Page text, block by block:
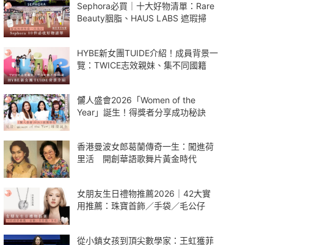
Sephora必買｜十大好物清單：Rare
Beauty胭脂、HAUS LABS 遮瑕掃
HYBE新女團TUIDE介紹！成員背景一
覽：TWICE志效親妹、集不同國籍
儷人盛會2026「Women of the
Year」誕生！得獎者分享成功秘訣
香港曼波女郎葛蘭傳奇一生：闖進荷
里活 開創華語歌舞片黃金時代
女朋友生日禮物推薦2026｜42大實
用推薦：珠寶首飾／手袋／毛公仔
從小鎮女孩到頂尖數學家：王虹獲菲